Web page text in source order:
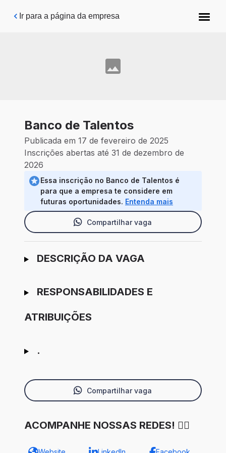
Pular para o conteúdo principal
Ir para a página da empresa
Banco de Talentos
Publicada em 17 de fevereiro de 2025
Inscrições abertas até 31 de dezembro de
2026
Essa inscrição no Banco de Talentos é
para que a empresa te considere em
futuras oportunidades. Entenda mais
Compartilhar vaga
Ir para candidatura
DESCRIÇÃO DA VAGA
RESPONSABILIDADES E
ATRIBUIÇÕES
.
Compartilhar vaga
ACOMPANHE NOSSAS REDES! ✌🏾